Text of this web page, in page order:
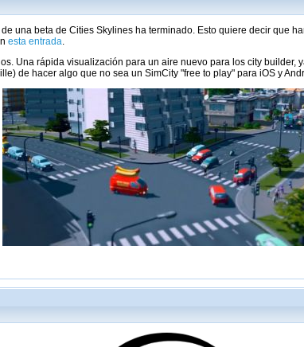
una beta de Cities Skylines ha terminado. Esto quiere decir que
esta entrada.
Una rápida visualización para un aire nuevo para los city builder,
de hacer algo que no sea un SimCity "free to play" para iOS y